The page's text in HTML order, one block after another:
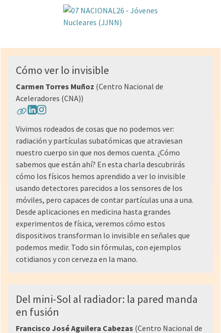
Cómo ver lo invisible
Carmen Torres Muñoz (Centro Nacional de
Aceleradores (CNA))
Vivimos rodeados de cosas que no podemos ver:
radiación y partículas subatómicas que atraviesan
nuestro cuerpo sin que nos demos cuenta. ¿Cómo
sabemos que están ahí? En esta charla descubrirás
cómo los físicos hemos aprendido a ver lo invisible
usando detectores parecidos a los sensores de los
móviles, pero capaces de contar partículas una a una.
Desde aplicaciones en medicina hasta grandes
experimentos de física, veremos cómo estos
dispositivos transforman lo invisible en señales que
podemos medir. Todo sin fórmulas, con ejemplos
cotidianos y con cerveza en la mano.
Del mini-Sol al radiador: la pared manda
en fusión
Francisco José Aguilera Cabezas (Centro Nacional de